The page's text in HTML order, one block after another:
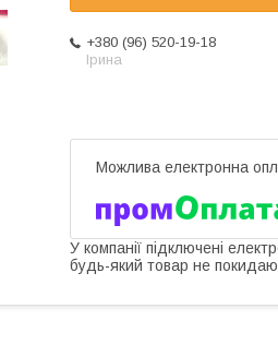
+380 (96) 520-19-18
Ірина
У компанії підключені
будь-який товар не